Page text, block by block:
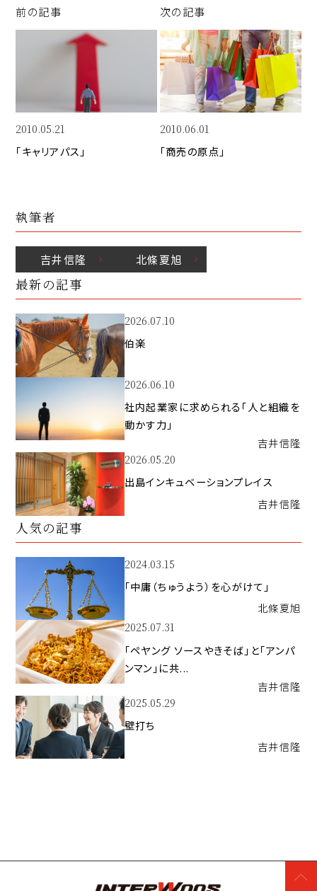
Li
n o
o
k
I
前の記事
2010.05.21
「キャリアパス」
次の記事
2010.06.01
「商売の原点」
執筆者
吉井信隆 北條夏旭
最新の記事
2026.07.10
伯楽
2026.06.10
社内起業家に求められる「人と組織を
動かす力」
吉井信隆
2026.05.20
出島インキュベーションプレイス
吉井信隆
人気の記事
2024.03.15
「中庸（ちゅうよう）を心がけて」
北條夏旭
2025.07.31
「ペヤング ソースやきそば」と「アンパ
ンマン」に共...
吉井信隆
2025.05.29
壁打ち
吉井信隆